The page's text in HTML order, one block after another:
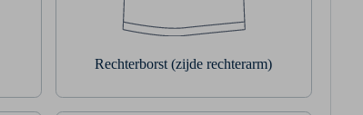
Rechterborst (zijde rechterarm)